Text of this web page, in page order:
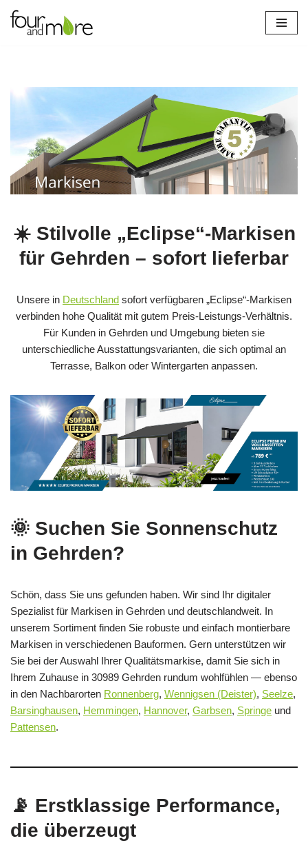
Zum
☀️ Stilvolle „Eclipse“-Markisen
für Gehrden – sofort lieferbar
Unsere in Deutschland sofort verfügbaren „Eclipse“-Markisen
verbinden hohe Qualität mit gutem Preis-Leistungs-Verhältnis.
Für Kunden in Gehrden und Umgebung bieten sie
unterschiedliche Ausstattungsvarianten, die sich optimal an
Terrasse, Balkon oder Wintergarten anpassen.
🌞 Suchen Sie Sonnenschutz
in Gehrden?
Schön, dass Sie uns gefunden haben. Wir sind Ihr digitaler
Spezialist für Markisen in Gehrden und deutschlandweit. In
unserem Sortiment finden Sie robuste und einfach montierbare
Markisen in verschiedenen Bauformen. Gern unterstützen wir
Sie bei der Auswahl Ihrer Qualitätsmarkise, damit Sie sich in
Ihrem Zuhause in 30989 Gehrden rundum wohlfühlen — ebenso
in den Nachbarorten Ronnenberg, Wennigsen (Deister), Seelze,
Barsinghausen, Hemmingen, Hannover, Garbsen, Springe und
Pattensen.
📡 Erstklassige Performance,
die überzeugt